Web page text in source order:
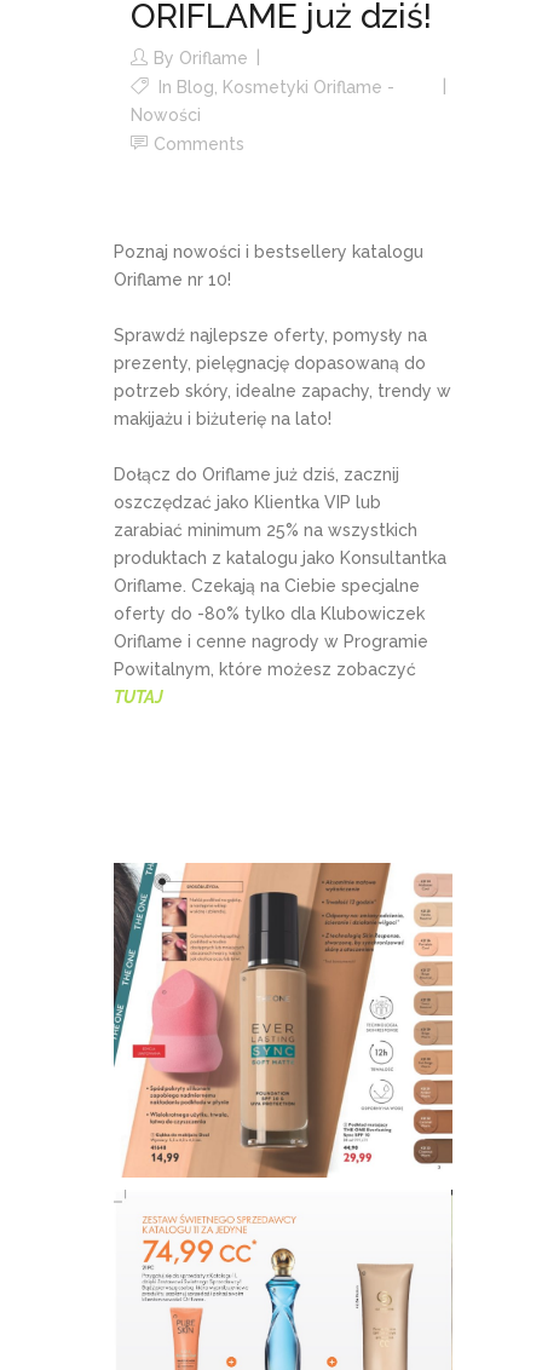
ORIFLAME już dziś!
By Oriflame
In Blog
Kosmetyki Oriflame -
Nowości
Comments
Poznaj nowości i bestsellery katalogu
Oriflame nr 10!
Sprawdź najlepsze oferty, pomysły na
prezenty, pielęgnację dopasowaną do
potrzeb skóry, idealne zapachy, trendy w
makijażu i biżuterię na lato!
Dołącz do Oriflame już dziś, zacznij
oszczędzać jako Klientka VIP lub
zarabiać minimum 25% na wszystkich
produktach z katalogu jako Konsultantka
Oriflame. Czekają na Ciebie specjalne
oferty do -80% tylko dla Klubowiczek
Oriflame i cenne nagrody w Programie
Powitalnym, które możesz zobaczyć
TUTAJ